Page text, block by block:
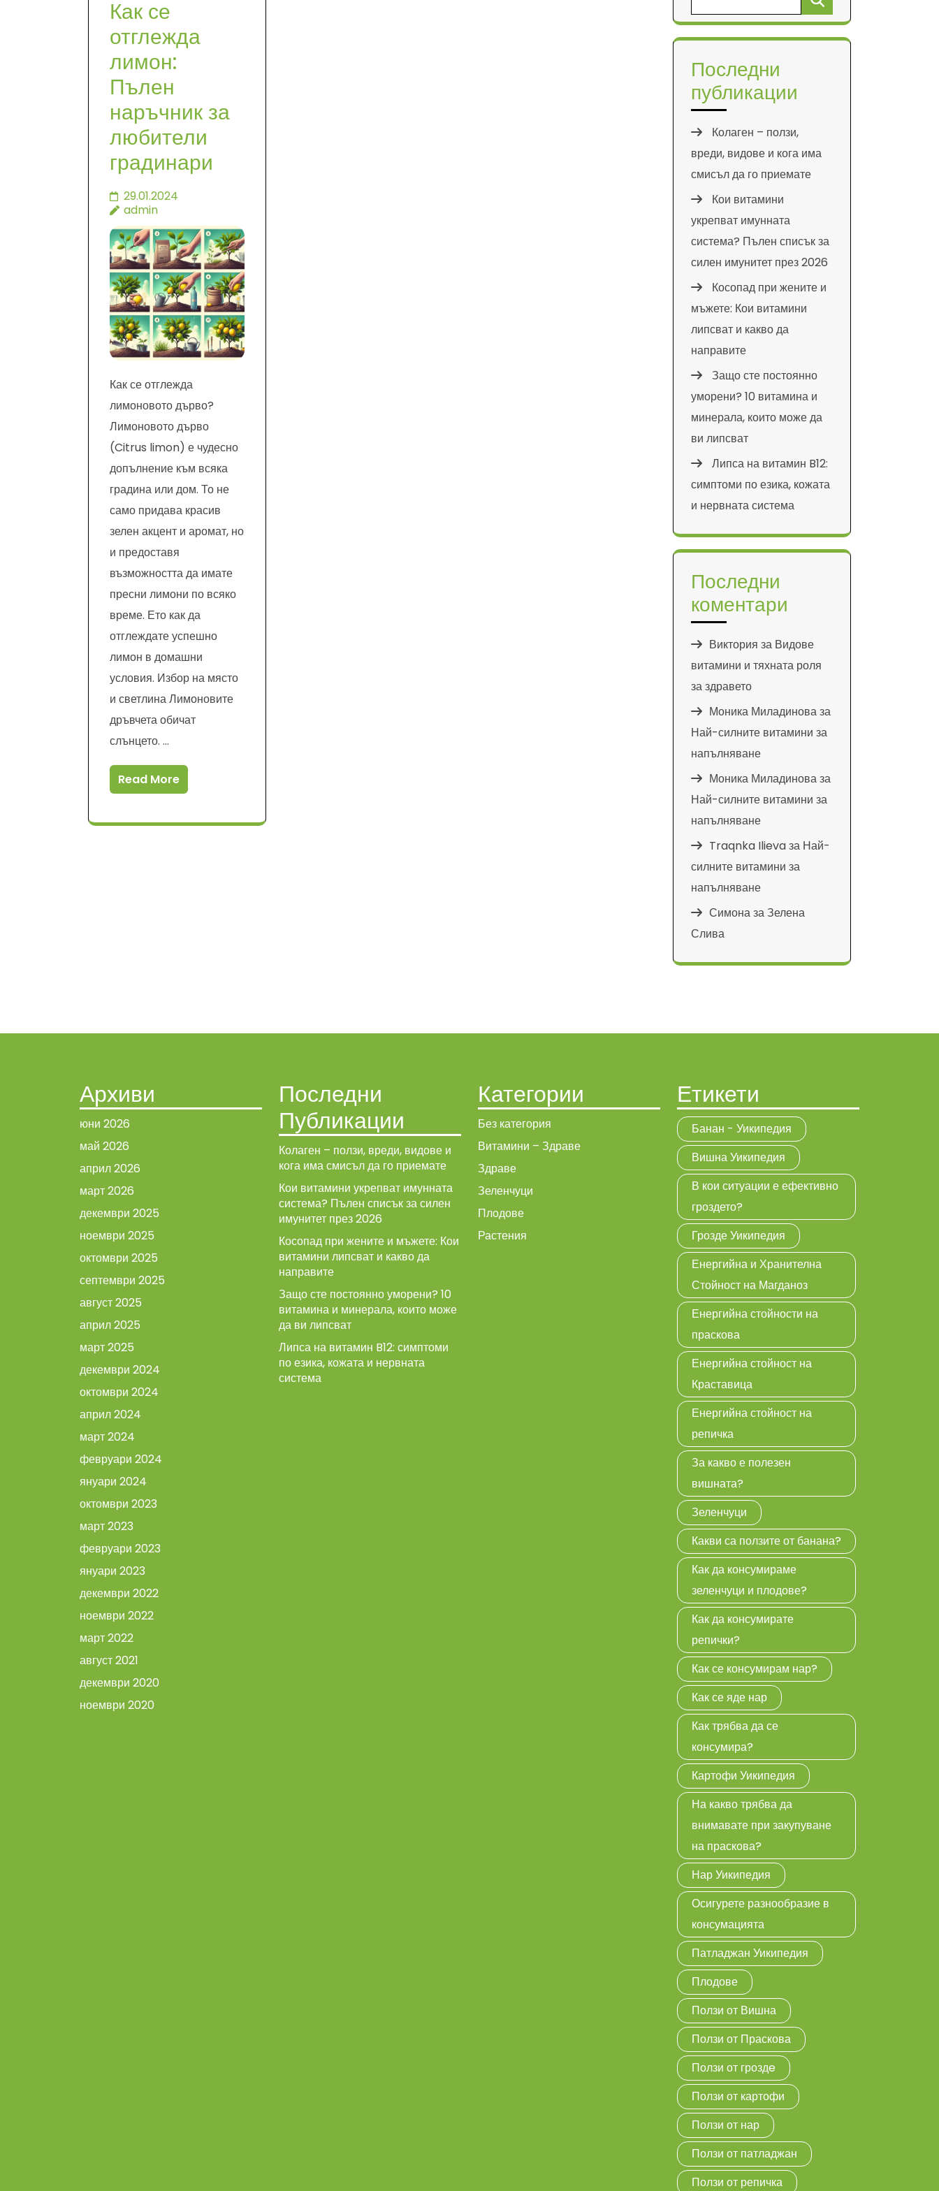
Как се
отглежда
лимон:
Пълен
наръчник за
любители
градинари
29.01.2024
admin
Как се отглежда
лимоновото дърво?
Лимоновото дърво
(Citrus limon) е чудесно
допълнение към всяка
градина или дом. То не
само придава красив
зелен акцент и аромат, но
и предоставя
възможността да имате
пресни лимони по всяко
време. Ето как да
отглеждате успешно
лимон в домашни
условия. Избор на място
и светлина Лимоновите
дръвчета обичат
слънцето. …
Read More
за:
Последни
публикации
Колаген – ползи,
вреди, видове и кога има
смисъл да го приемате
Кои витамини
укрепват имунната
система? Пълен списък за
силен имунитет през 2026
Косопад при жените и
мъжете: Кои витамини
липсват и какво да
направите
Защо сте постоянно
уморени? 10 витамина и
минерала, които може да
ви липсват
Липса на витамин B12:
симптоми по езика, кожата
и нервната система
Последни
коментари
Виктория за Видове
витамини и тяхната роля
за здравето
Моника Миладиноваза
Най-силните витамини за
напълняване
Моника Миладиноваза
Най-силните витамини за
напълняване
Traqnka Ilievaза Най-
силните витамини за
напълняване
СимоназаЗелена
Слива
Архиви
юни 2026
май 2026
април 2026
март 2026
декември 2025
ноември 2025
октомври 2025
септември 2025
август 2025
април 2025
март 2025
декември 2024
октомври 2024
април 2024
март 2024
февруари 2024
януари 2024
октомври 2023
март 2023
февруари 2023
януари 2023
декември 2022
ноември 2022
март 2022
август 2021
декември 2020
ноември 2020
Последни
Публикации
Колаген – ползи, вреди, видове и
кога има смисъл да го приемате
Кои витамини укрепват имунната
система? Пълен списък за силен
имунитет през 2026
Косопад при жените и мъжете: Кои
витамини липсват и какво да
направите
Защо сте постоянно уморени? 10
витамина и минерала, които може
да ви липсват
Липса на витамин B12: симптоми
по езика, кожата и нервната
система
Категории
Без категория
Витамини – Здраве
Здраве
Зеленчуци
Плодове
Растения
Етикети
Банан - Уикипедия
Вишна Уикипедия
В кои ситуации е ефективно
гроздето?
Грозде Уикипедия
Енергийна и Хранителна
Стойност на Магданоз
Енергийна стойности на
праскова
Енергийна стойност на
Краставица
Енергийна стойност на
репичка
За какво е полезен
вишната?
Зеленчуци
Какви са ползите от банана?
Как да консумираме
зеленчуци и плодове?
Как да консумирате
репички?
Как се консумирам нар?
Как се яде нар
Как трябва да се
консумира?
Картофи Уикипедия
На какво трябва да
внимавате при закупуване
на праскова?
Нар Уикипедия
Осигурете разнообразие в
консумацията
Патладжан Уикипедия
Плодове
Ползи от Вишна
Ползи от Праскова
Ползи от гроздe
Ползи от картофи
Ползи от нар
Ползи от патладжан
Ползи от репичка